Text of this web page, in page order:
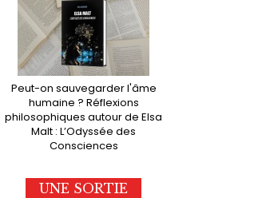
Peut-on sauvegarder l'âme
humaine ? Réflexions
philosophiques autour de Elsa
Malt : L’Odyssée des
Consciences
UNE SORTIE